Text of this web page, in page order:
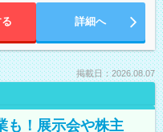
詳細へ
掲載日：2026.08.07
も！展示会や株主